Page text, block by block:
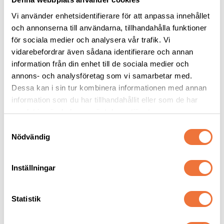
Vi använder enhetsidentifierare för att anpassa innehållet
och annonserna till användarna, tillhandahålla funktioner
för sociala medier och analysera vår trafik. Vi
vidarebefordrar även sådana identifierare och annan
information från din enhet till de sociala medier och
annons- och analysföretag som vi samarbetar med.
Dessa kan i sin tur kombinera informationen med annan
information som du har tillhandahållit eller som de har
samlat in när du har använt deras tjänster.
Nödvändig
Inställningar
Statistik
Groom-X Vägghållare
för 12 saxar
40x7,5 cm
269kr
Trimmercide Blade
spray Plus+ 5in1
179kr